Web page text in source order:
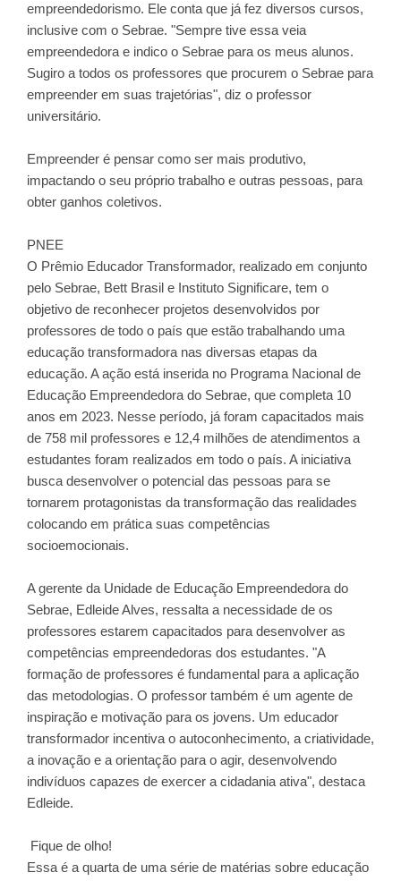
empreendedorismo. Ele conta que já fez diversos cursos,
inclusive com o Sebrae. "Sempre tive essa veia
empreendedora e indico o Sebrae para os meus alunos.
Sugiro a todos os professores que procurem o Sebrae para
empreender em suas trajetórias", diz o professor
universitário.
Empreender é pensar como ser mais produtivo,
impactando o seu próprio trabalho e outras pessoas, para
obter ganhos coletivos.
PNEE
O Prêmio Educador Transformador, realizado em conjunto
pelo Sebrae, Bett Brasil e Instituto Significare, tem o
objetivo de reconhecer projetos desenvolvidos por
professores de todo o país que estão trabalhando uma
educação transformadora nas diversas etapas da
educação. A ação está inserida no Programa Nacional de
Educação Empreendedora do Sebrae, que completa 10
anos em 2023. Nesse período, já foram capacitados mais
de 758 mil professores e 12,4 milhões de atendimentos a
estudantes foram realizados em todo o país. A iniciativa
busca desenvolver o potencial das pessoas para se
tornarem protagonistas da transformação das realidades
colocando em prática suas competências
socioemocionais.
A gerente da Unidade de Educação Empreendedora do
Sebrae, Edleide Alves, ressalta a necessidade de os
professores estarem capacitados para desenvolver as
competências empreendedoras dos estudantes. "A
formação de professores é fundamental para a aplicação
das metodologias. O professor também é um agente de
inspiração e motivação para os jovens. Um educador
transformador incentiva o autoconhecimento, a criatividade,
a inovação e a orientação para o agir, desenvolvendo
indivíduos capazes de exercer a cidadania ativa", destaca
Edleide.
Fique de olho!
Essa é a quarta de uma série de matérias sobre educação